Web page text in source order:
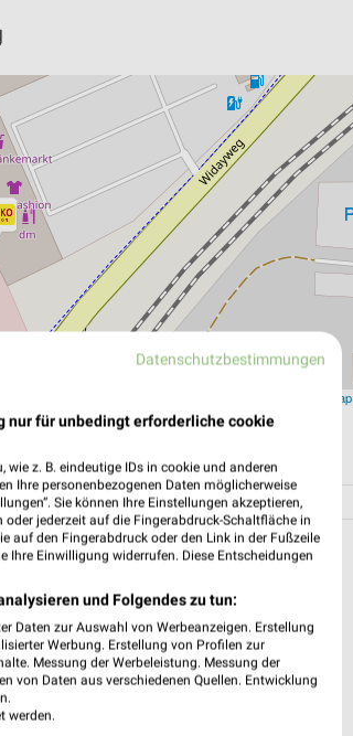
OpenStreetMap
Datenschutzbestimmungen
nur für unbedingt erforderliche cookie
z. B. eindeutige IDs in cookie und anderen
Ihre personenbezogenen Daten möglicherweise
Sie können Ihre Einstellungen akzeptieren,
jederzeit auf die Fingerabdruck-Schaltfläche in
auf den Fingerabdruck oder den Link in der Fußzeile
Ihre Einwilligung widerrufen. Diese Entscheidungen
und Folgendes zu tun:
Daten zur Auswahl von Werbeanzeigen. Erstellung
Werbung. Erstellung von Profilen zur
Messung der Werbeleistung. Messung der
von Daten aus verschiedenen Quellen. Entwicklung
werden.